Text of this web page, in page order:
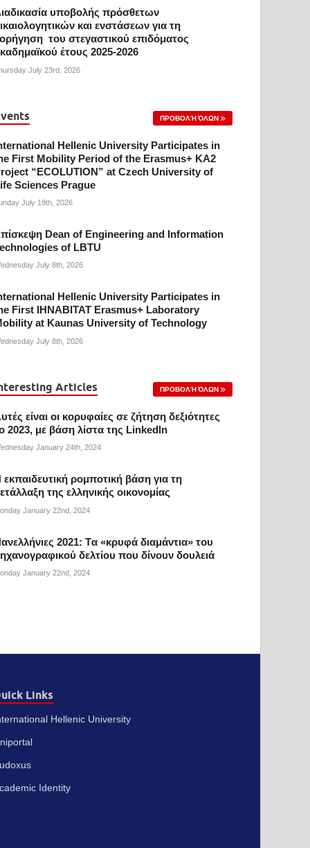
υποβολής πρόσθετων
και ενστάσεων για τη
του στεγαστικού επιδόματος
έτους 2025-2026
July 23rd, 2026
ΠΡΟΒΟΛΉ ΌΛΩΝ
Hellenic University Participates in
First Mobility Period of the Erasmus+ KA2
“ECOLUTION” at Czech University of
Sciences Prague
July 19th, 2026
Dean of Engineering and Information
of LBTU
July 8th, 2026
Hellenic University Participates in
First IHNABITAT Erasmus+ Laboratory
at Kaunas University of Technology
July 8th, 2026
Articles ΠΡΟΒΟΛΉ ΌΛΩΝ
είναι οι κορυφαίες σε ζήτηση δεξιότητες
2023, με βάση λίστα της Linkedln
January 24th, 2024
εκπαιδευτική ρομποτική βάση για τη
της ελληνικής οικονομίας
January 22nd, 2024
2021: Tα «κρυφά διαμάντια» του
δελτίου που δίνουν δουλειά
January 22nd, 2024
Links
Hellenic University
Identity